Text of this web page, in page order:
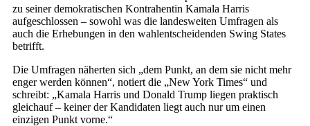
zu seiner demokratischen Kontrahentin Kamala Harris
aufgeschlossen – sowohl was die landesweiten Umfragen als
auch die Erhebungen in den wahlentscheidenden Swing States
betrifft.
Die Umfragen näherten sich „dem Punkt, an dem sie nicht mehr
enger werden können“, notiert die „New York Times“ und
schreibt: „Kamala Harris und Donald Trump liegen praktisch
gleichauf – keiner der Kandidaten liegt auch nur um einen
einzigen Punkt vorne.“